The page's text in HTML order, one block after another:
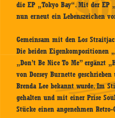
die EP „Tokyo Bay“. Mit der EP
nun erneut ein Lebenszeichen
Gemeinsam mit den Los
Die beiden Eigenkompositionen
„Don’t Be Nice To Me” ergänzt
von Dorsey Burnette
Brenda Lee bekannt wurde. Im
gehalten und mit einer Prise
Stücke einen angenehmen Retro-